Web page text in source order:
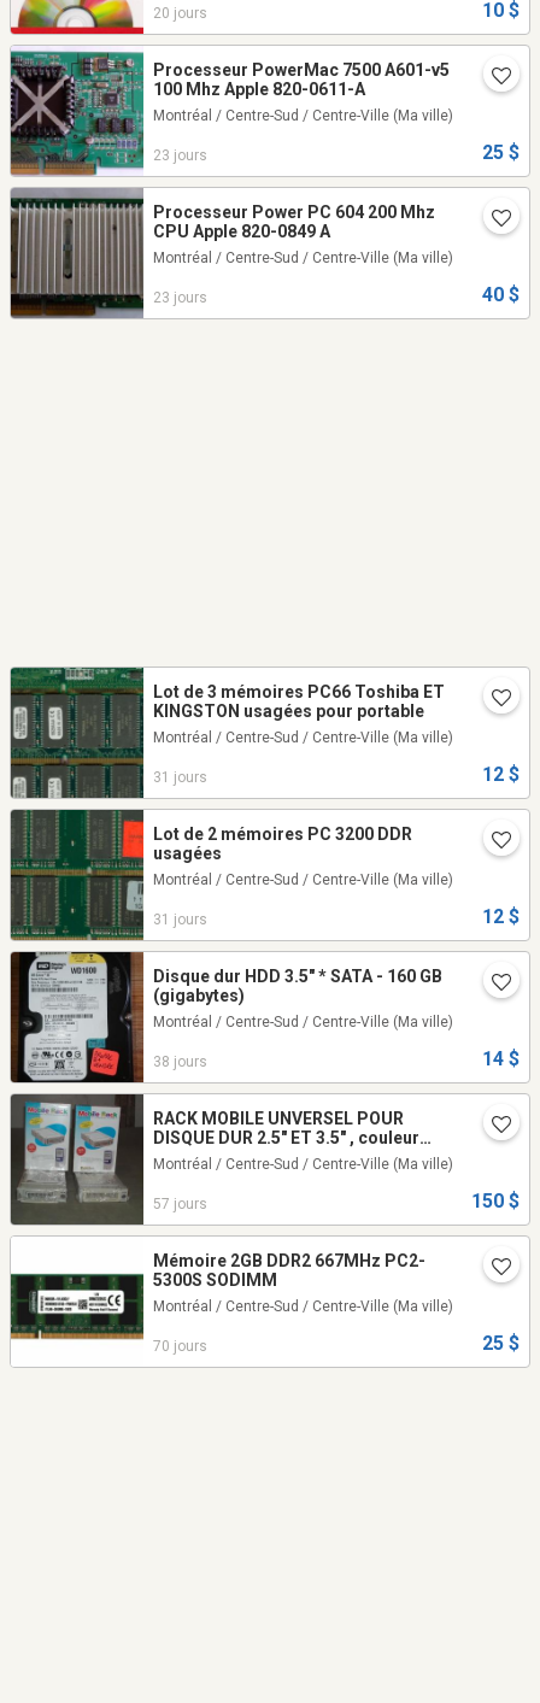
20 jours 10 $
Processeur PowerMac 7500 A601-v5
100 Mhz Apple 820-0611-A
Montréal / Centre-Sud / Centre-Ville (Ma ville)
23 jours 25 $
Processeur Power PC 604 200 Mhz
CPU Apple 820-0849 A
Montréal / Centre-Sud / Centre-Ville (Ma ville)
23 jours 40 $
Lot de 3 mémoires PC66 Toshiba ET
KINGSTON usagées pour portable
Montréal / Centre-Sud / Centre-Ville (Ma ville)
31 jours 12 $
Lot de 2 mémoires PC 3200 DDR
usagées
Montréal / Centre-Sud / Centre-Ville (Ma ville)
31 jours 12 $
Disque dur HDD 3.5" * SATA - 160 GB
(gigabytes)
Montréal / Centre-Sud / Centre-Ville (Ma ville)
38 jours 14 $
RACK MOBILE UNVERSEL POUR
DISQUE DUR 2.5" ET 3.5" , couleur
beige
Montréal / Centre-Sud / Centre-Ville (Ma ville)
57 jours 150 $
Mémoire 2GB DDR2 667MHz PC2-
5300S SODIMM
Montréal / Centre-Sud / Centre-Ville (Ma ville)
70 jours 25 $